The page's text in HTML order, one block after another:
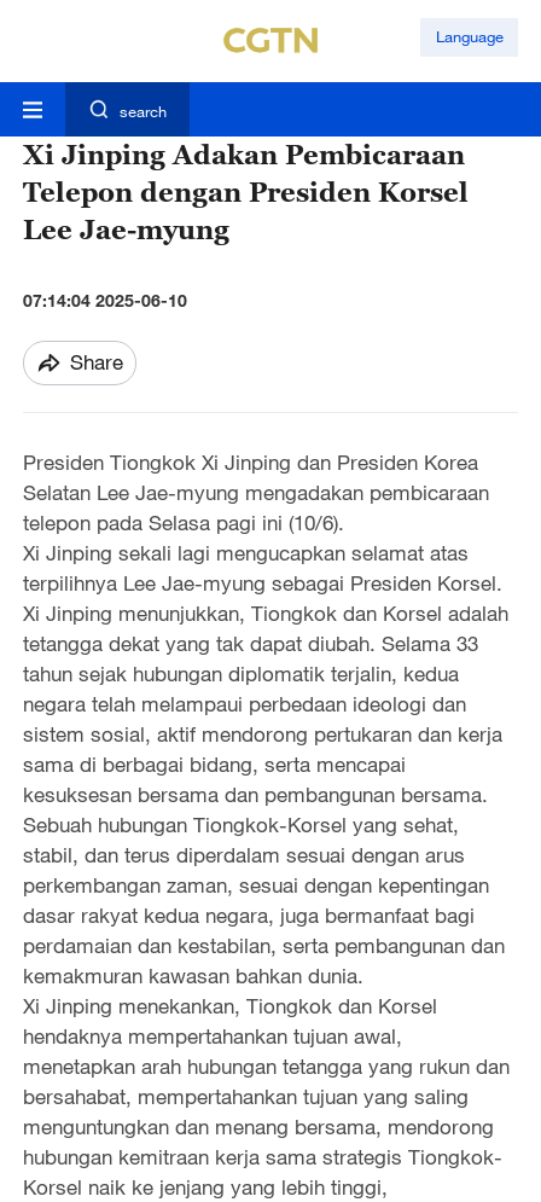
Language
search
Xi Jinping Adakan Pembicaraan
Telepon dengan Presiden Korsel
Lee Jae-myung
07:14:04 2025-06-10
Share
Presiden Tiongkok Xi Jinping dan Presiden Korea
Selatan Lee Jae-myung mengadakan pembicaraan
telepon pada Selasa pagi ini (10/6).
Xi Jinping sekali lagi mengucapkan selamat atas
terpilihnya Lee Jae-myung sebagai Presiden Korsel.
Xi Jinping menunjukkan, Tiongkok dan Korsel adalah
tetangga dekat yang tak dapat diubah. Selama 33
tahun sejak hubungan diplomatik terjalin, kedua
negara telah melampaui perbedaan ideologi dan
sistem sosial, aktif mendorong pertukaran dan kerja
sama di berbagai bidang, serta mencapai
kesuksesan bersama dan pembangunan bersama.
Sebuah hubungan Tiongkok-Korsel yang sehat,
stabil, dan terus diperdalam sesuai dengan arus
perkembangan zaman, sesuai dengan kepentingan
dasar rakyat kedua negara, juga bermanfaat bagi
perdamaian dan kestabilan, serta pembangunan dan
kemakmuran kawasan bahkan dunia.
Xi Jinping menekankan, Tiongkok dan Korsel
hendaknya mempertahankan tujuan awal,
menetapkan arah hubungan tetangga yang rukun dan
bersahabat, mempertahankan tujuan yang saling
menguntungkan dan menang bersama, mendorong
hubungan kemitraan kerja sama strategis Tiongkok-
Korsel naik ke jenjang yang lebih tinggi,